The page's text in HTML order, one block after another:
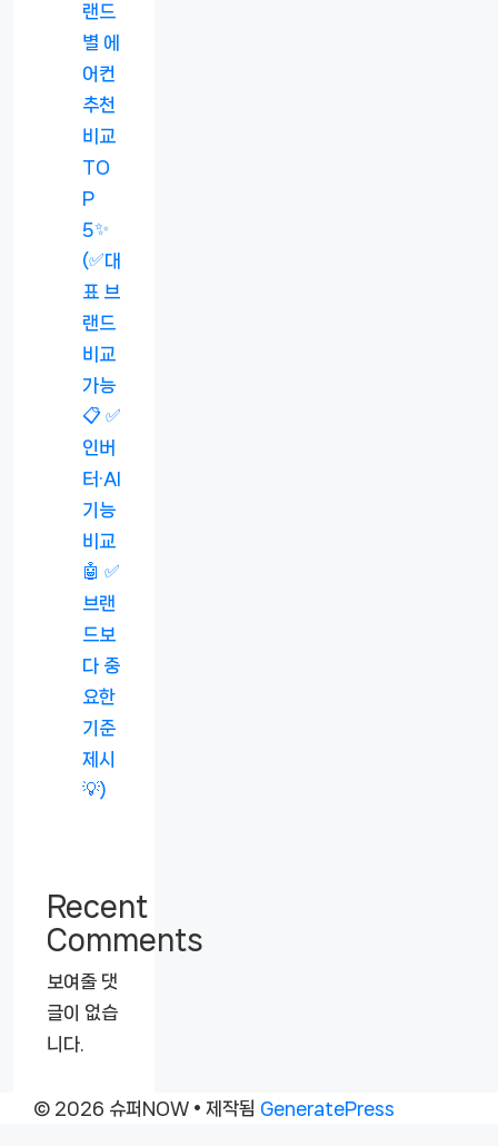
랜드
별 에
어컨
추천
비교
TO
P
5✨
(✅대
표 브
랜드
비교
가능
📋 ✅
인버
터·AI
기능
비교
🤖 ✅
브랜
드보
다 중
요한
기준
제시
💡)
Recent
Comments
보여줄 댓
글이 없습
니다.
© 2026 슈퍼NOW • 제작됨 GeneratePress